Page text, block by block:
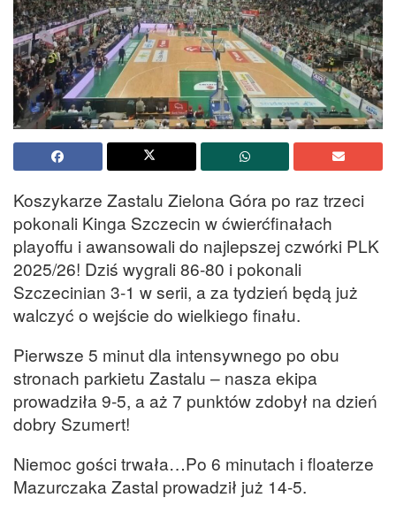
Koszykarze Zastalu Zielona Góra po raz trzeci
pokonali Kinga Szczecin w ćwierćfinałach
playoffu i awansowali do najlepszej czwórki PLK
2025/26! Dziś wygrali 86-80 i pokonali
Szczecinian 3-1 w serii, a za tydzień będą już
walczyć o wejście do wielkiego finału.
Pierwsze 5 minut dla intensywnego po obu
stronach parkietu Zastalu – nasza ekipa
prowadziła 9-5, a aż 7 punktów zdobył na dzień
dobry Szumert!
Niemoc gości trwała…Po 6 minutach i floaterze
Mazurczaka Zastal prowadził już 14-5.